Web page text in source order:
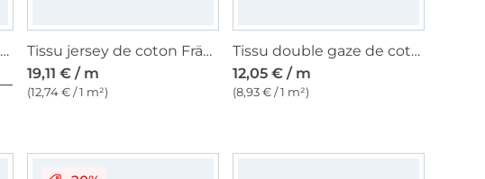
Tissu jersey coton panneau Malomi Graffiti Pow How Malomi, 145 x 80 cm, turquoise
Tissu jersey de coton Fräulein von Julie Vaches, blanc cassé
19,11 € / m
(12,74 € / 1 m²)
Tissu double gaze de coton Cœurs, Little hearts, blanc
12,05 € / m
(8,93 € / 1 m²)